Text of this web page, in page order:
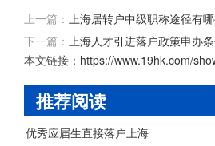
上一篇： 上海居转户中级职称途径有
下一篇： 上海人才引进落户政策申办
本文链接： https://www.19hk.com/
推荐阅读
优秀应届生直接落户上海